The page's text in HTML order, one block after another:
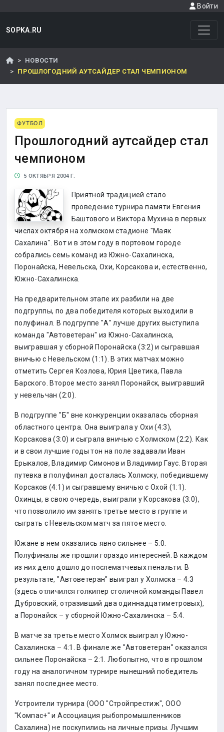
Войти
SOPKA.RU
НОВОСТИ
ПРОШЛОГОДНИЙ АУТСАЙДЕР СТАЛ ЧЕМПИОНОМ
ФУТБОЛ
Прошлогодний аутсайдер стал
чемпионом
5 ОКТЯБРЯ 2004 Г.
Приятной традицией стало
проведение турнира памяти Евгения
Баштового и Виктора Мухина в первых
числах октября на холмском стадионе "Маяк
Сахалина". Вот и в этом году в портовом городе
собрались семь команд из Южно-Сахалинска,
Поронайска, Невельска, Охи, Корсакова и, естественно,
Южно-Сахалинска.
На предварительном этапе их разбили на две
подгруппы, по два победителя которых выходили в
полуфинал. В подгруппе "А" лучше других выступила
команда "Автоветеран" из Южно-Сахалинска,
выигравшая у сборной Поронайска (3:2) и сыгравшая
вничью с Невельском (1:1). В этих матчах можно
отметить Сергея Козлова, Юрия Цветика, Павла
Барского. Второе место занял Поронайск, выигравший
у невельчан (2:0).
В подгруппе "Б" вне конкуренции оказалась сборная
областного центра. Она выиграла у Охи (4:3),
Корсакова (3:0) и сыграла вничью с Холмском (2:2). Как
и в свои лучшие годы тон на поле задавали Иван
Ерыкалов, Владимир Симонов и Владимир Гаус. Вторая
путевка в полуфинал досталась Холмску, победившему
Корсаков (4:1) и сыгравшему вничью с Охой (1:1).
Охинцы, в свою очередь, выиграли у Корсакова (3:0),
что позволило им занять третье место в группе и
сыграть с Невельском матч за пятое место.
Южане в нем оказались явно сильнее – 5:0.
Полуфиналы же прошли гораздо интересней. В каждом
из них дело дошло до послематчевых пенальти. В
результате, "Автоветеран" выиграл у Холмска – 4:3
(здесь отличился голкипер столичной команды Павел
Дубровский, отразивший два одиннадцатиметровых),
а Поронайск – у сборной Южно-Сахалинска – 5:4.
В матче за третье место Холмск выиграл у Южно-
Сахалинска – 4:1. В финале же "Автоветеран" оказался
сильнее Поронайска – 2:1. Любопытно, что в прошлом
году на аналогичном турнире нынешний победитель
занял последнее место.
Устроители турнира (ООО "Стройпрестиж", ООО
"Компас+" и Ассоциация рыбопромышленников
Сахалина) не поскупились на личные призы. Лучшим